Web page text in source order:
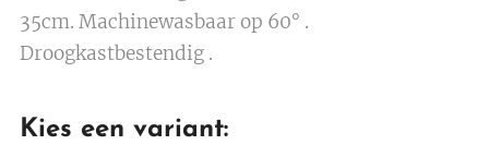
35cm. Machinewasbaar op 60° .
Droogkastbestendig .
Kies een variant: